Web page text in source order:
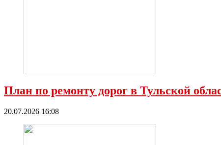
План по ремонту дорог в Тульской
20.07.2026 16:08